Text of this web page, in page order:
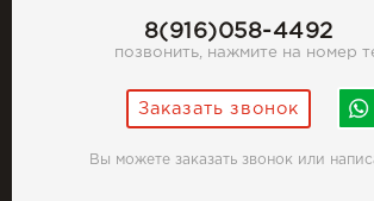
8(916)058-4492
позвонить, нажмите на номер
Заказать звонок
Вы можете заказать звонок или